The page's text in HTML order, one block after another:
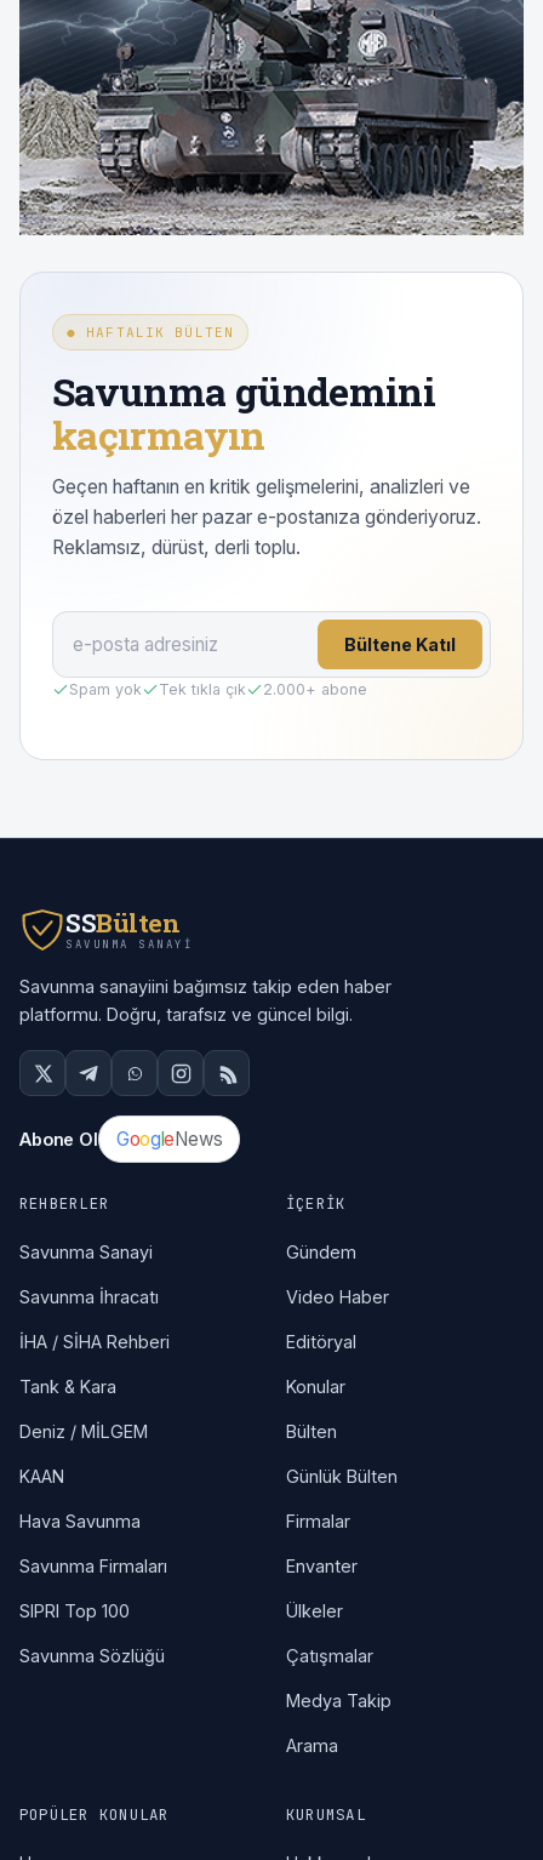
● HAFTALIK BÜLTEN
Savunma gündemini
kaçırmayın
Geçen haftanın en kritik gelişmelerini, analizleri ve
özel haberleri her pazar e-postanıza gönderiyoruz.
Reklamsız, dürüst, derli toplu.
Bültene Katıl
Spam yok Tek tıkla çık 2.000+ abone
SSBülten
SAVUNMA SANAYI
Savunma sanayiini bağımsız takip eden haber
platformu. Doğru, tarafsız ve güncel bilgi.
Abone Ol Google News
REHBERLER
Savunma Sanayi
Savunma İhracatı
İHA / SİHA Rehberi
Tank & Kara
Deniz / MİLGEM
KAAN
Hava Savunma
Savunma Firmaları
SIPRI Top 100
Savunma Sözlüğü
İÇERIK
Gündem
Video Haber
Editöryal
Konular
Bülten
Günlük Bülten
Firmalar
Envanter
Ülkeler
Çatışmalar
Medya Takip
Arama
POPÜLER KONULAR KURUMSAL